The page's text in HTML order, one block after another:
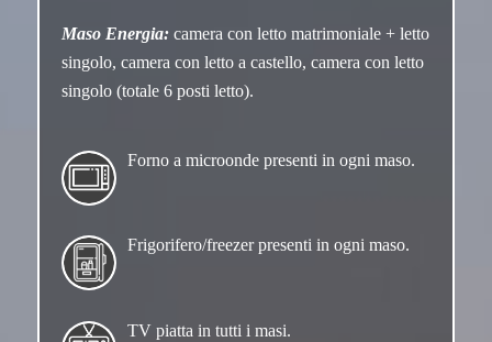
Maso Energia: camera con letto matrimoniale + letto
singolo, camera con letto a castello, camera con letto
singolo (totale 6 posti letto).
Forno a microonde presenti in ogni maso.
Frigorifero/freezer presenti in ogni maso.
TV piatta in tutti i masi.